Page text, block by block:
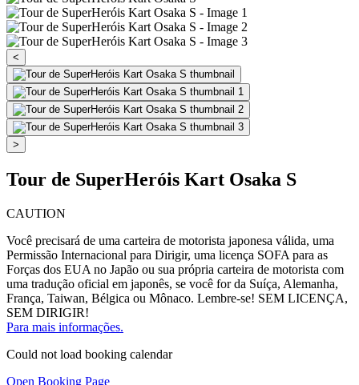
<
>
Tour de SuperHeróis Kart Osaka S
CAUTION
Você precisará de uma carteira de motorista japonesa válida, uma
Permissão Internacional para Dirigir, uma licença SOFA para as
Forças dos EUA no Japão ou sua própria carteira de motorista com
uma tradução oficial em japonês, se você for da Suíça, Alemanha,
França, Taiwan, Bélgica ou Mônaco. Lembre-se! SEM LICENÇA,
SEM DIRIGIR!
Para mais informações.
Could not load booking calendar
Open Booking Page